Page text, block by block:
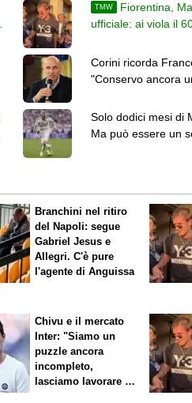
TMW
Fiorentina,
ufficiale: ai viola il
ai risultati
Corini ricorda
"Conservo ancora
Solo dodici mesi di
Ma può essere un
Branchini nel ritiro
del Napoli: segue
Gabriel Jesus e
Allegri. C'è pure
l'agente di Anguissa
Chivu e il mercato
Inter: "Siamo un
puzzle ancora
incompleto,
lasciamo lavorare i